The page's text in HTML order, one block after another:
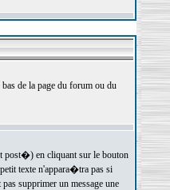
de la page du forum ou du
post�) en cliquant sur le bouton
texte n'appara�tra pas si
supprimer un message une